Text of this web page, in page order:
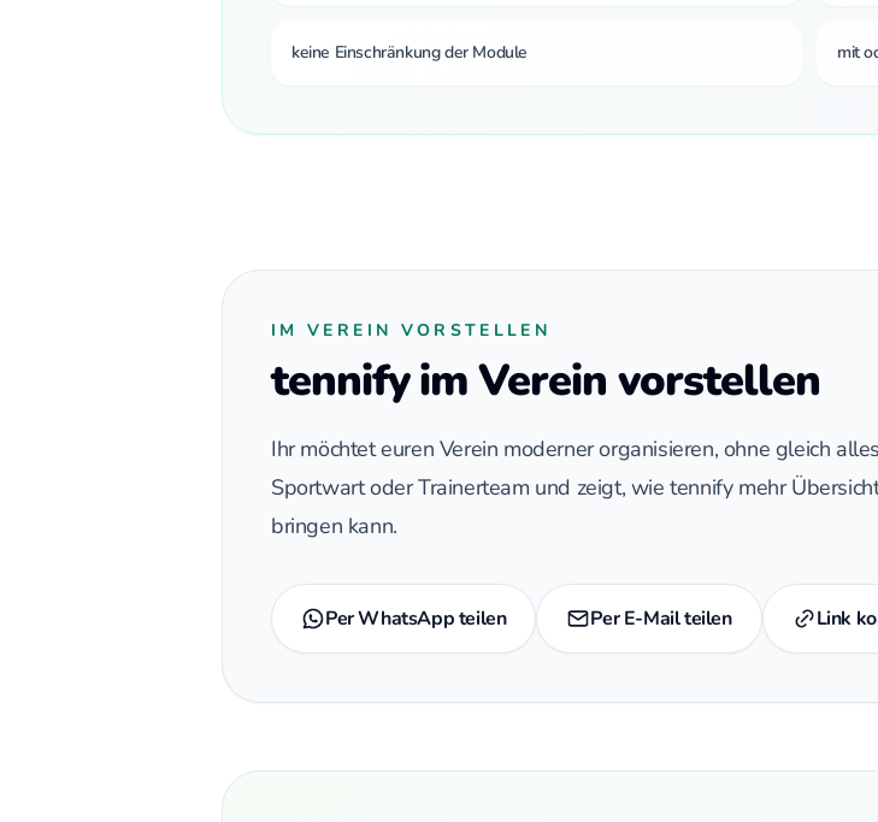
keine Einschränkung der Module mit
IM VEREIN VORSTELLEN
tennify im Verein vorstellen
Ihr möchtet euren Verein moderner organisieren, ohne gleich
Sportwart oder Trainerteam und zeigt, wie tennify mehr
bringen kann.
Per WhatsApp teilen Per E-Mail teilen Link